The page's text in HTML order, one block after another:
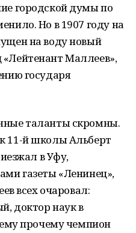
городской думы по
Но в 1907 году на
на воду новый
Маллеев»,
государя
таланты скромны.
11-й школы Альберт
в Уфу,
газеты «Ленинец»,
всех очаровал:
доктор наук в
прочему чемпион